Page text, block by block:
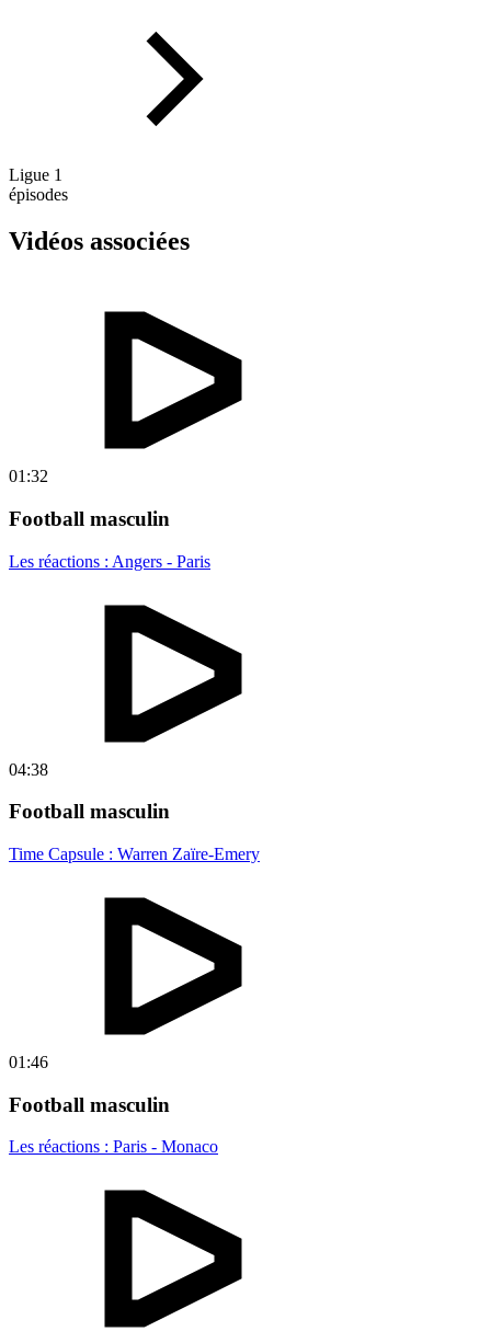
Ligue 1
épisodes
Vidéos associées
01:32
Football masculin
Les réactions : Angers - Paris
04:38
Football masculin
Time Capsule : Warren Zaïre-Emery
01:46
Football masculin
Les réactions : Paris - Monaco